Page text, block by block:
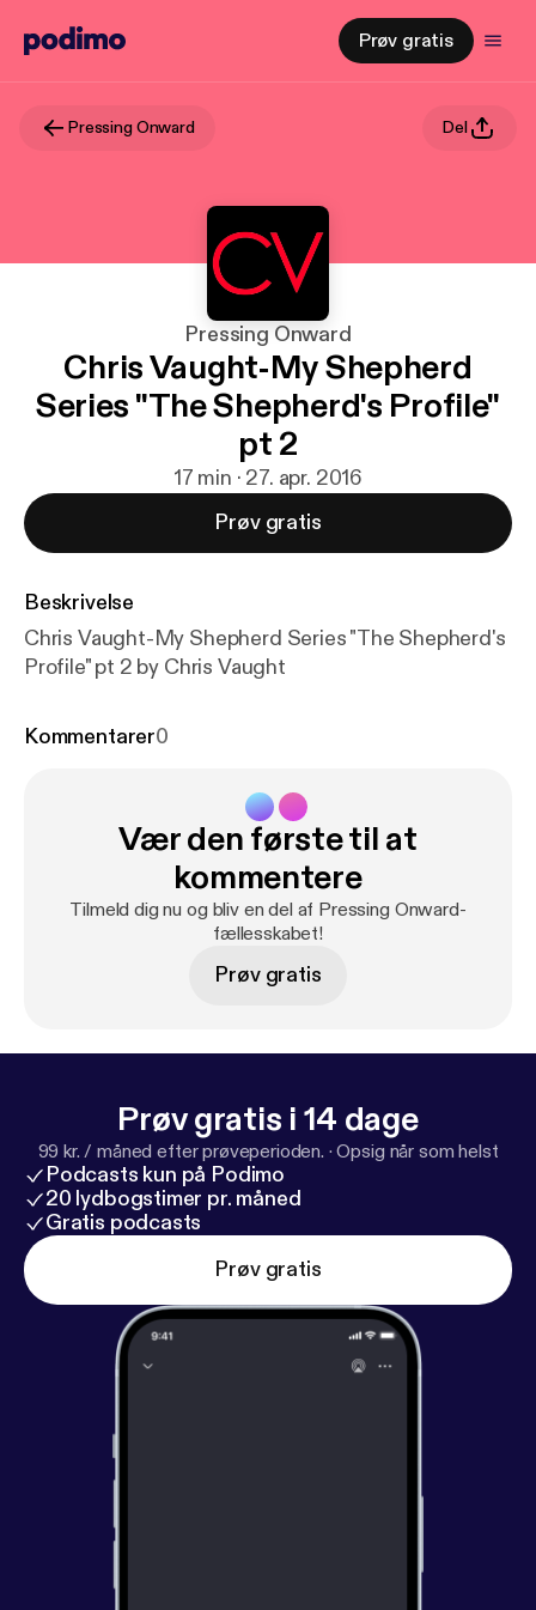
Prøv gratis
Pressing Onward Del
Pressing Onward
Chris Vaught-My Shepherd
Series "The Shepherd's Profile"
pt 2
17 min · 27. apr. 2016
Prøv gratis
Beskrivelse
Chris Vaught-My Shepherd Series "The Shepherd's
Profile" pt 2 by Chris Vaught
Kommentarer0
Vær den første til at
kommentere
Tilmeld dig nu og bliv en del af Pressing Onward-
fællesskabet!
Prøv gratis
Prøv gratis i 14 dage
99 kr. / måned efter prøveperioden. ·Opsig når som helst
Podcasts kun på Podimo
20 lydbogstimer pr. måned
Gratis podcasts
Prøv gratis